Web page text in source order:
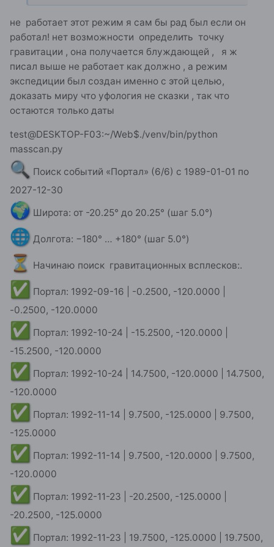
Ничего не менял, просто нажал второй раз
не работает этот режим я сам бы рад был если он
работал! нет возможности определить точку
гравитации , она получается блуждающей , я ж
писал выше не работает как должно , а режим
экспедиции был создан именно с этой целью,
доказать миру что уфология не сказки , так что
остаются только даты
test@DESKTOP-F03:~/Web$./venv/bin/python
masscan.py
🔍Поиск событий «Портал» (6/6) с 1989-01-01 по
2027-12-30
🌍 Широта: от -20.25° до 20.25° (шаг 5.0°)
🌐
⏳
✅
-0.2500, -120.0000
✅Портал: 1992-10-24 | -15.2500, -120.0000 |
-15.2500, -120.0000
✅Портал: 1992-10-24 | 14.7500, -120.0000 | 14.7500,
-120.0000
✅Портал: 1992-11-14 | 9.7500, -125.0000 | 9.7500,
-125.0000
✅Портал: 1992-11-14 | 9.7500, -120.0000 | 9.7500,
-120.0000
✅Портал: 1992-11-23 | -20.2500, -125.0000 |
-20.2500, -125.0000
✅Портал: 1992-11-23 | 19.7500, -125.0000 | 19.7500,
-125.0000